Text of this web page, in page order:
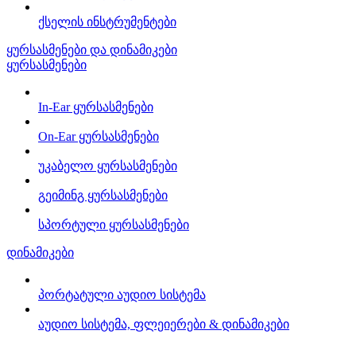
ქსელის ინსტრუმენტები
ყურსასმენები და დინამიკები
ყურსასმენები
In-Ear ყურსასმენები
On-Ear ყურსასმენები
უკაბელო ყურსასმენები
გეიმინგ ყურსასმენები
სპორტული ყურსასმენები
დინამიკები
პორტატული აუდიო სისტემა
აუდიო სისტემა, ფლეიერები & დინამიკები